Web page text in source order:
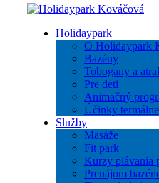
Holidaypark
O Holidaypark
Bazény
Tobogany a
Pre deti
Animačný
Účinky
Služby
Masáže
Fit park
Kurzy plávania
Prenájom